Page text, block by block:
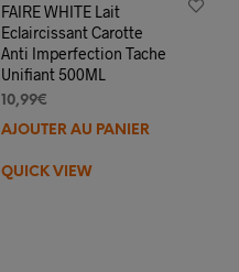
FAIRE WHITE Lait
Eclaircissant Carotte
Anti Imperfection Tache
Unifiant 500ML
10,99€
AJOUTER AU PANIER
QUICK VIEW